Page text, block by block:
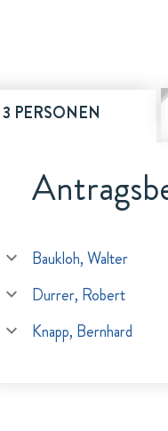
3 PERSONEN
Baukloh, Walter
Durrer, Robert
Knapp, Bernhard